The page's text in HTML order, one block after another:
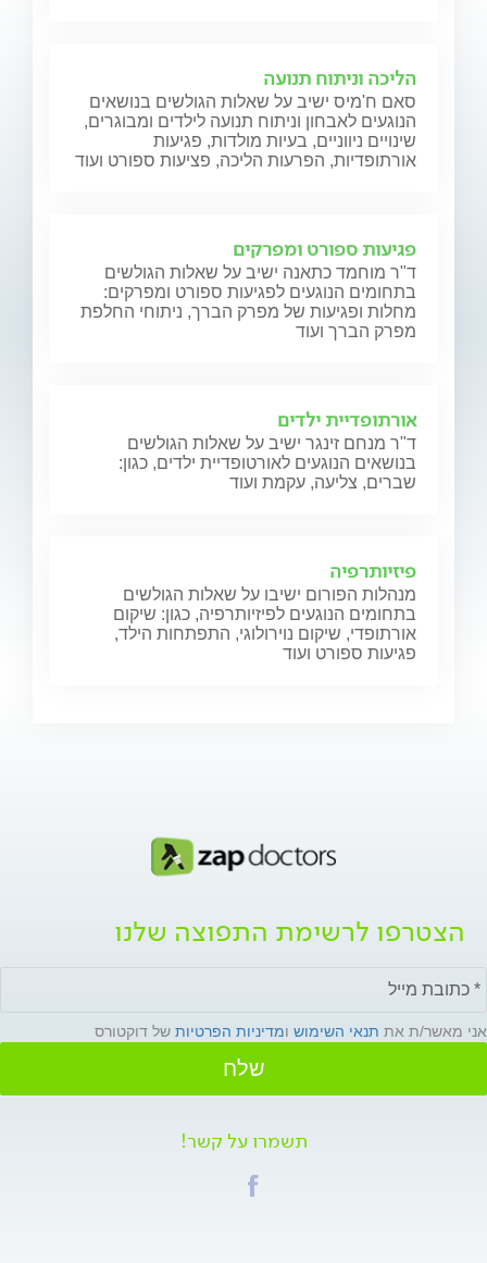
הליכה וניתוח תנועה
סאם ח'מיס ישיב על שאלות הגולשים בנושאים
הנוגעים לאבחון וניתוח תנועה לילדים ומבוגרים,
שינויים ניווניים, בעיות מולדות, פגיעות
אורתופדיות, הפרעות הליכה, פציעות ספורט ועוד
פגיעות ספורט ומפרקים
ד"ר מוחמד כתאנה ישיב על שאלות הגולשים
בתחומים הנוגעים לפגיעות ספורט ומפרקים:
מחלות ופגיעות של מפרק הברך, ניתוחי החלפת
מפרק הברך ועוד
אורתופדיית ילדים
ד"ר מנחם זינגר ישיב על שאלות הגולשים
בנושאים הנוגעים לאורטופדיית ילדים, כגון:
שברים, צליעה, עקמת ועוד
פיזיותרפיה
מנהלות הפורום ישיבו על שאלות הגולשים
בתחומים הנוגעים לפיזיותרפיה, כגון: שיקום
אורתופדי, שיקום נוירולוגי, התפתחות הילד,
פגיעות ספורט ועוד
הצטרפו לרשימת התפוצה שלנו
אני מאשר/ת את תנאי השימוש ומדיניות הפרטיות של דוקטורס
שלח
תשמרו על קשר!